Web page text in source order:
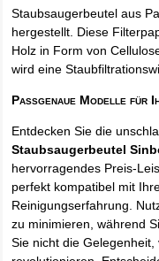
Staubsaugerbeutel aus
hergestellt. Diese
Holz in Form von
wird eine
Passgenaue Modelle für
Entdecken Sie die
Staubsaugerbeutel
hervorragendes Preis-
perfekt kompatibel mit
Reinigungserfahrung.
zu minimieren, während
Sie nicht die